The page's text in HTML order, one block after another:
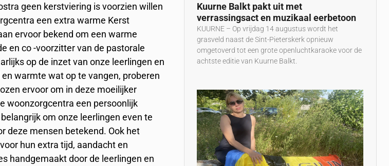
geen kerstviering is voorzien willen
een extra warme Kerst
ervoor bekend om een warme
en co -voorzitter van de pastorale
op de inzet van onze leerlingen en
warmte wat op te vangen, proberen
ervoor om in deze moeilijker
woonzorgcentra een persoonlijk
om onze leerlingen even te
deze mensen betekend. Ook het
hun extra tijd, aandacht en
handgemaakt door de leerlingen en
Kuurne Balkt pakt uit met
verrassingsact en muzikaal eerbetoon
KUURNE – Op vrijdag 14 augustus wordt het
grasveld naast de Sint-Pieterskerk opnieuw
omgetoverd tot een grote openluchtkaraoke voor de
achtste editie van Kuurne Balkt.